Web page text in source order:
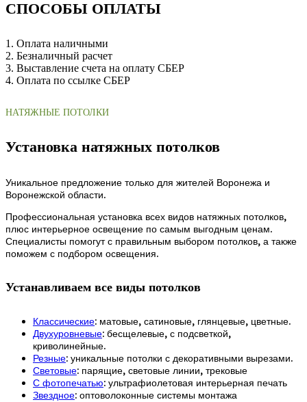
СПОСОБЫ ОПЛАТЫ
1. Оплата наличными
2. Безналичный расчет
3. Выставление счета на оплату СБЕР
4. Оплата по ссылке СБЕР
НАТЯЖНЫЕ ПОТОЛКИ
Установка натяжных потолков
Уникальное предложение только для жителей Воронежа и
Воронежской области.
Профессиональная установка всех видов натяжных потолков,
плюс интерьерное освещение по самым выгодным ценам.
Специалисты помогут с правильным выбором потолков, а также
поможем с подбором освещения.
Устанавливаем все виды потолков
Классические: матовые, сатиновые, глянцевые, цветные.
Двухуровневые: бесщелевые, с подсветкой,
криволинейные.
Резные: уникальные потолки с декоративными вырезами.
Световые: парящие, световые линии, трековые
С фотопечатью: ультрафиолетовая интерьерная печать
Звездное: оптоволоконные системы монтажа